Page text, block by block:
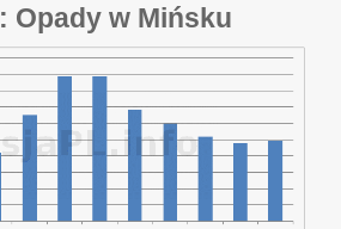
Opady w Mińsku